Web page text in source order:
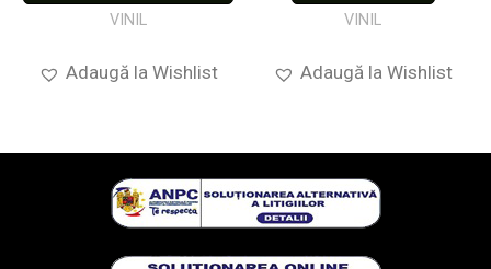
VINIL
Adaugă la Wishlist
VINIL
Adaugă la Wishlist